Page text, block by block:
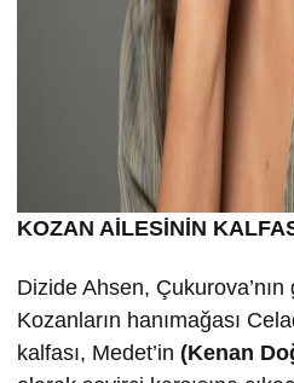
KOZAN AİLESİNİN
Dizide Ahsen,
Kozanların hanımağası
kalfası, Medet’in (Kenan